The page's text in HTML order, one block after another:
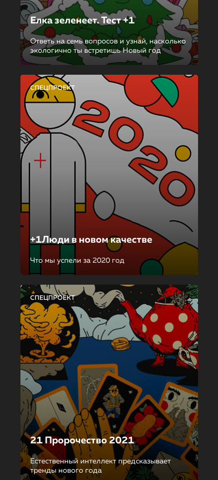
Елка зеленеет. Тест +1
Ответь на семь вопросов и узнай, насколько
экологично ты встретишь Новый год
СПЕЦПРОЕКТ
+1Люди в новом качестве
Что мы успели за 2020 год
СПЕЦПРОЕКТ
21 Пророчество 2021
Естественный интеллект предсказывает
тренды нового года